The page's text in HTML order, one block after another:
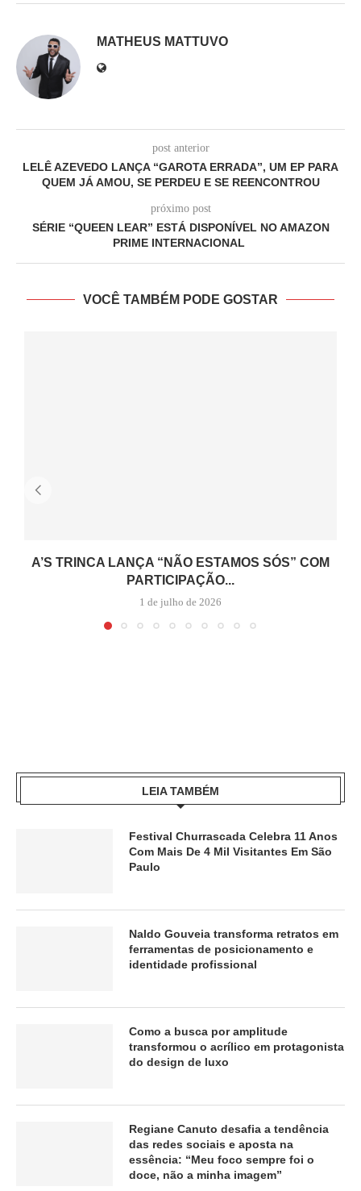
MATHEUS MATTUVO
post anterior
LELÊ AZEVEDO LANÇA “GAROTA ERRADA”, UM EP PARA
QUEM JÁ AMOU, SE PERDEU E SE REENCONTROU
próximo post
SÉRIE “QUEEN LEAR” ESTÁ DISPONÍVEL NO AMAZON
PRIME INTERNACIONAL
VOCÊ TAMBÉM PODE GOSTAR
A’S TRINCA LANÇA “NÃO ESTAMOS SÓS” COM
PARTICIPAÇÃO...
1 de julho de 2026
LEIA TAMBÉM
Festival Churrascada Celebra 11 Anos
Com Mais De 4 Mil Visitantes Em São
Paulo
Naldo Gouveia transforma retratos em
ferramentas de posicionamento e
identidade profissional
Como a busca por amplitude
transformou o acrílico em protagonista
do design de luxo
Regiane Canuto desafia a tendência
das redes sociais e aposta na
essência: “Meu foco sempre foi o
doce, não a minha imagem”